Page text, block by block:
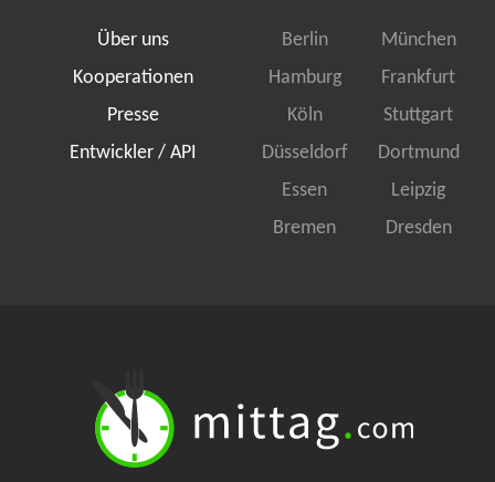
Über uns
Kooperationen
Presse
Entwickler / API
Berlin
München
Hamburg
Frankfurt
Köln
Stuttgart
Düsseldorf
Dortmund
Essen
Leipzig
Bremen
Dresden